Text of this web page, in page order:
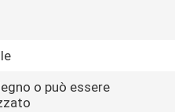
o può essere